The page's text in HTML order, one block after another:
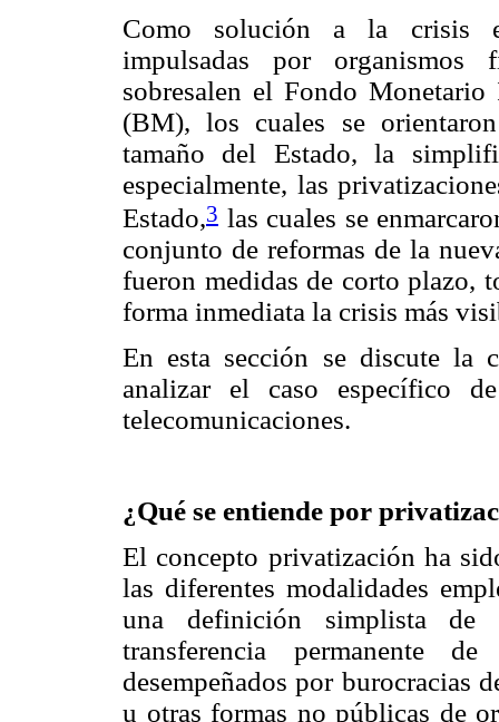
Como solución a la crisis
impulsadas por organismos
sobresalen el Fondo
(BM), los cuales se
tamaño del Estado, la
especialmente, las
Estado,3 las cuales se
conjunto de reformas de la
fueron medidas de corto plazo,
forma inmediata la crisis más
En esta sección se discute la
analizar el caso específico
telecomunicaciones.
¿Qué se entiende por
El concepto privatización ha
las diferentes modalidades
una definición simplista de
transferencia permanente
desempeñados por burocracias
u otras formas no públicas de